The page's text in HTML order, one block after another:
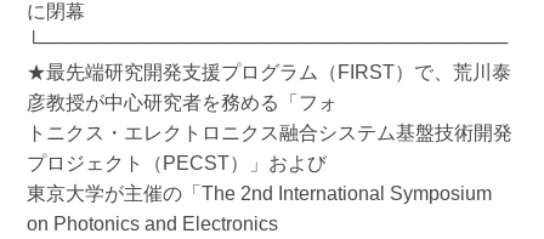
に閉幕
└───────────────────────────────────
★最先端研究開発支援プログラム（FIRST）で、荒川泰
彦教授が中心研究者を務める「フォ
トニクス・エレクトロニクス融合システム基盤技術開発
プロジェクト（PECST）」および
東京大学が主催の「The 2nd International Symposium
on Photonics and Electronics